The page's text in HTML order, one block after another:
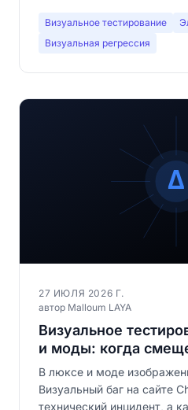
Визуальное тестирование
Визуальная регрессия
27 ИЮЛЯ 2026 Г.
автор Malloum LAYA
Визуальное
и моды: когда
стоит целое
В люксе и моде
Визуальный баг на сайте
технический инцидент, а